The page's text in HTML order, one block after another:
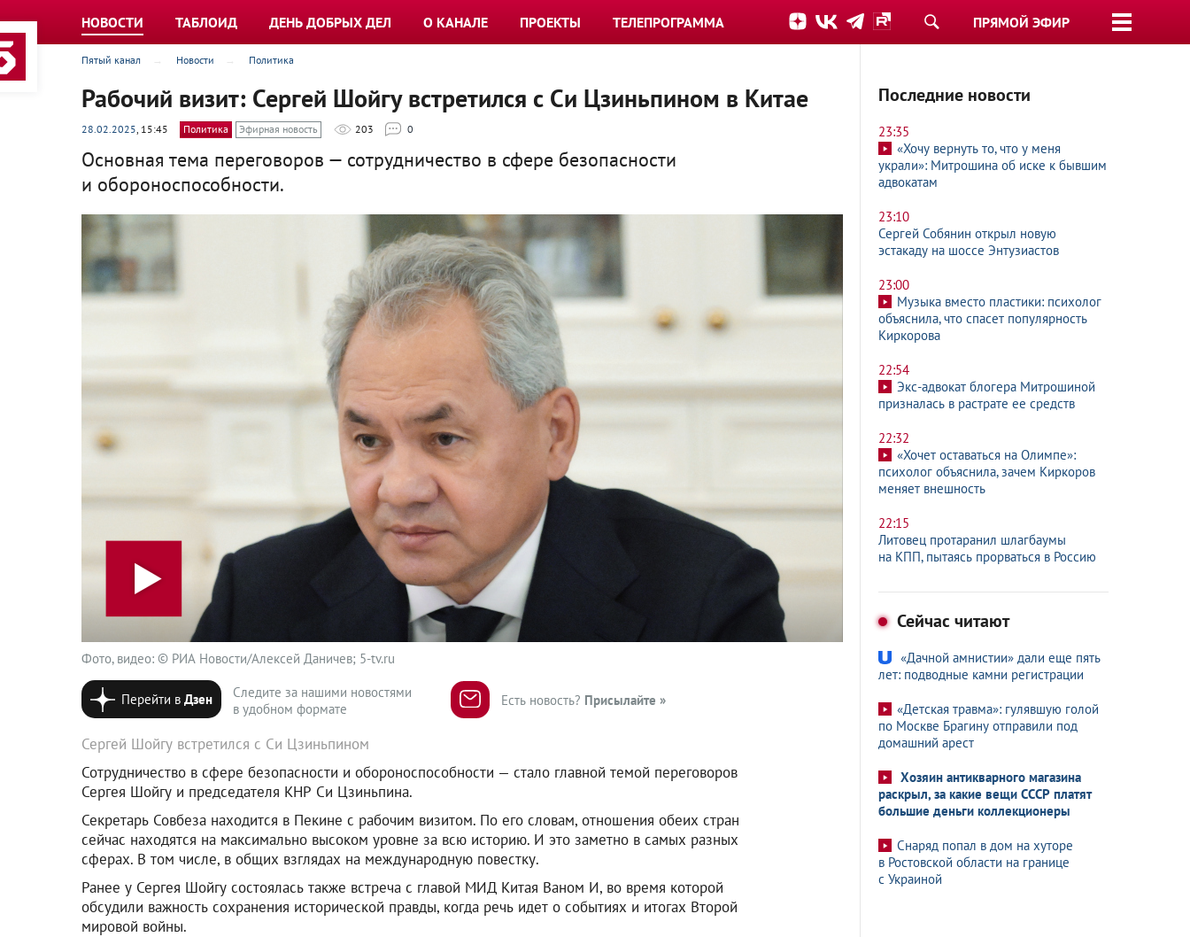
ПРЯМОЙ ЭФИР
НОВОСТИ ТАБЛОИД ДЕНЬ ДОБРЫХ ДЕЛ О КАНАЛЕ ПРОЕКТЫ ТЕЛЕПРОГРАММА
Пятый канал Новости Политика
Рабочий визит: Сергей Шойгу встретился с Си Цзиньпином в Китае
28.02.2025, 15:45 Политика Эфирная новость 203 0
Основная тема переговоров — сотрудничество в сфере безопасности
и обороноспособности.
Фото, видео: © РИА Новости/Алексей Даничев; 5-tv.ru
Перейти вДзен
Следите за нашими новостями
в удобном формате
Есть новость? Присылайте »
Сергей Шойгу встретился с Си Цзиньпином
Сотрудничество в сфере безопасности и обороноспособности — стало главной темой переговоров
Сергея Шойгу и председателя КНР Си Цзиньпина.
Секретарь Совбеза находится в Пекине с рабочим визитом. По его словам, отношения обеих стран
сейчас находятся на максимально высоком уровне за всю историю. И это заметно в самых разных
сферах. В том числе, в общих взглядах на международную повестку.
Ранее у Сергея Шойгу состоялась также встреча с главой МИД Китая Ваном И, во время которой
обсудили важность сохранения исторической правды, когда речь идет о событиях и итогах Второй
мировой войны.
Последние новости
23:35
«Хочу вернуть то, что у меня
украли»: Митрошина об иске к бывшим
адвокатам
23:10
Сергей Собянин открыл новую
эстакаду на шоссе Энтузиастов
23:00
Музыка вместо пластики: психолог
объяснила, что спасет популярность
Киркорова
22:54
Экс-адвокат блогера Митрошиной
призналась в растрате ее средств
22:32
«Хочет оставаться на Олимпе»:
психолог объяснила, зачем Киркоров
меняет внешность
22:15
Литовец протаранил шлагбаумы
на КПП, пытаясь прорваться в Россию
Сейчас читают
«Дачной амнистии» дали еще пять
лет: подводные камни регистрации
«Детская травма»: гулявшую голой
по Москве Брагину отправили под
домашний арест
Хозяин антикварного магазина
раскрыл, за какие вещи СССР платят
большие деньги коллекционеры
Снаряд попал в дом на хуторе
в Ростовской области на границе
с Украиной